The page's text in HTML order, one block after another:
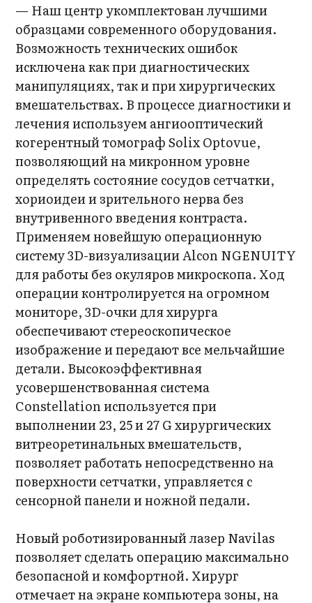
— Наш центр укомплектован лучшими
образцами современного оборудования.
Возможность технических ошибок
исключена как при диагностических
манипуляциях, так и при хирургических
вмешательствах. В процессе диагностики и
лечения используем ангиооптический
когерентный томограф Solix Optovue,
позволяющий на микронном уровне
определять состояние сосудов сетчатки,
хориоидеи и зрительного нерва без
внутривенного введения контраста.
Применяем новейшую операционную
систему 3D-визуализации Alcon NGENUITY
для работы без окуляров микроскопа. Ход
операции контролируется на огромном
мониторе, 3D-очки для хирурга
обеспечивают стереоскопическое
изображение и передают все мельчайшие
детали. Высокоэффективная
усовершенствованная система
Constellation используется при
выполнении 23, 25 и 27 G хирургических
витреоретинальных вмешательств,
позволяет работать непосредственно на
поверхности сетчатки, управляется с
сенсорной панели и ножной педали.
Новый роботизированный лазер Navilas
позволяет сделать операцию максимально
безопасной и комфортной. Хирург
отмечает на экране компьютера зоны, на